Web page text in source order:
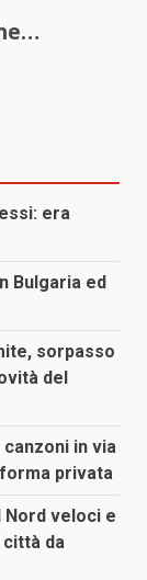
era
Bulgaria ed
sorpasso
del
in via
privata
Nord veloci e
da